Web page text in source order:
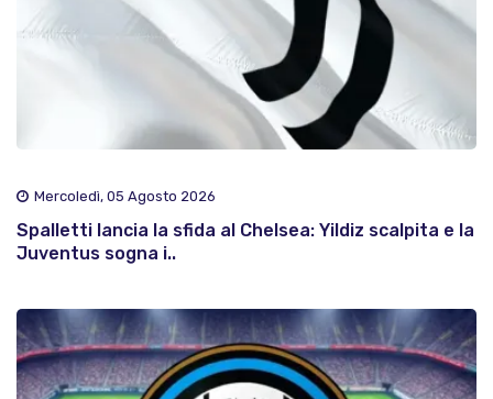
Mercoledì, 05 Agosto 2026
Spalletti lancia la sfida al Chelsea: Yildiz scalpita e la
Juventus sogna i..